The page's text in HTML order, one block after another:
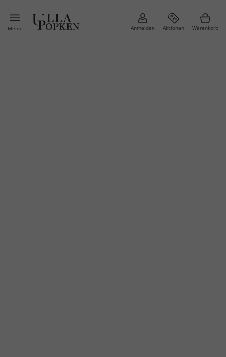
Menü Anmelden Aktionen Warenkorb